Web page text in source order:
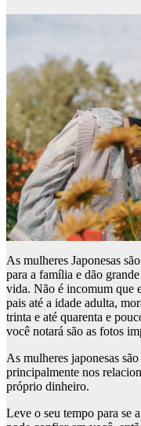
As mulheres Japonesas
para a família e dão
vida. Não é incomum que
pais até a idade adulta,
trinta e até quarenta e
você notará são as fotos
As mulheres japonesas
principalmente nos
próprio dinheiro.
Leve o seu tempo para se